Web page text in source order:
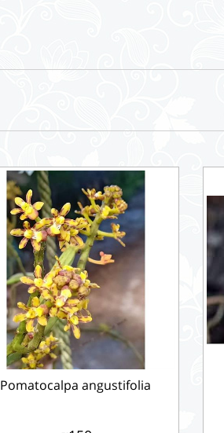
Pomatocalpa angustifolia